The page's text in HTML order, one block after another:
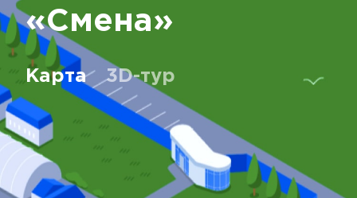
«Смена»
Карта 3D-тур